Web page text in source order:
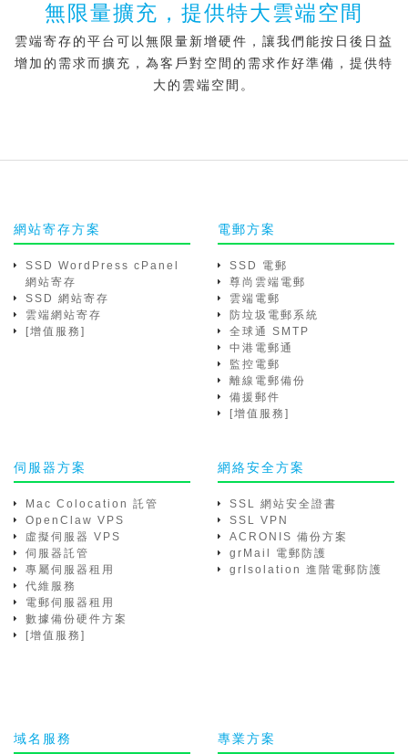
無限量擴充，提供特大雲端空間
雲端寄存的平台可以無限量新增硬件，讓我們能按日後日益
增加的需求而擴充，為客戶對空間的需求作好準備，提供特
大的雲端空間。
網站寄存方案
SSD WordPress cPanel
網站寄存
SSD 網站寄存
雲端網站寄存
[增值服務]
電郵方案
SSD 電郵
尊尚雲端電郵
雲端電郵
防垃圾電郵系統
全球通 SMTP
中港電郵通
監控電郵
離線電郵備份
備援郵件
[增值服務]
伺服器方案
Mac Colocation 託管
OpenClaw VPS
虛擬伺服器 VPS
伺服器託管
專屬伺服器租用
代維服務
電郵伺服器租用
數據備份硬件方案
[增值服務]
網絡安全方案
SSL 網站安全證書
SSL VPN
ACRONIS 備份方案
grMail 電郵防護
grIsolation 進階電郵防護
域名服務 專業方案